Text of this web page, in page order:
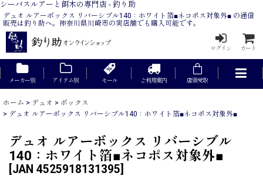
シーバスルアーと餌木の専門店 - 釣り助
デュオ ルアーボックス リバーシブル140：ホワイト箔■ネコポス対象外■ の通信
販売は釣り助へ。神奈川県川崎市の実店舗でも購入可能です。
ログイン カート
メーカー別 アイテム別 セール ご利用案内 店頭受取
ホーム > デュオ > ボックス
> デュオ ルアーボックス リバーシブル140：ホワイト箔■ネコポス対象外■
デュオ ルアーボックス リバーシブル
140：ホワイト箔■ネコポス対象外■
JAN 4525918131395